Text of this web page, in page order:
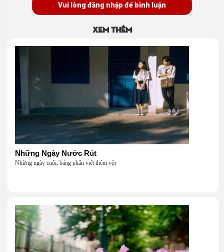
Vui lòng đăng nhập để bình luận
Xem thêm
Những Ngày Nước Rút
Những ngày cuối, bảng phấn viết thêm vội